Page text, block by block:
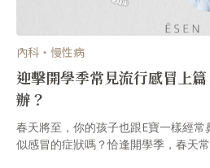
內科・慢性病
迎擊開學季常見流行感冒上
辦？
春天將至，你的孩子也跟E寶一樣經
似感冒的症狀嗎？恰逢開學季，春天